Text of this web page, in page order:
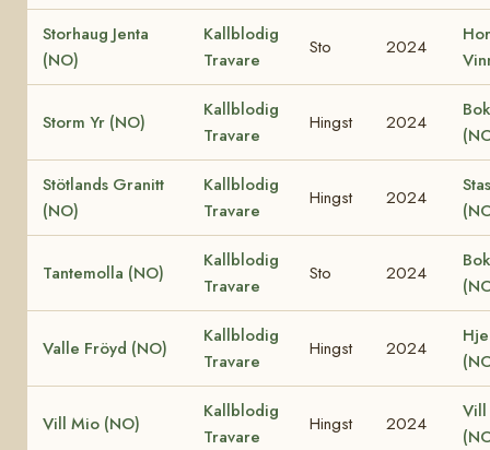
Storhaug Jenta
(NO)
Kallblodig
Travare
Sto 2024
Storm Yr (NO)
Kallblodig
Travare
Hingst 2024
Stötlands Granitt
(NO)
Kallblodig
Travare
Hingst 2024
Tantemolla (NO)
Kallblodig
Travare
Sto 2024
Valle Fröyd (NO)
Kallblodig
Travare
Hingst 2024
Vill Mio (NO)
Kallblodig
Travare
Hingst 2024
Vill